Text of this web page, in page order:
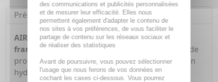
Présentation
AIR BAR Gaufrettes arôme chocolat blanc et
framboise 41,1gest un en-cas qui apporte 15g de
protéines par portion dont 5g de collagène bovin
hydrolysé.
des communications et publicités personnalisées
et de mesurer leur efficacité. Elles nous
permettent également d'adapter le contenu de
nos sites à vos préférences, de vous faciliter le
partage de contenu sur les réseaux sociaux et
de réaliser des statistiques
Avant de poursuivre, vous pouvez sélectionner
l'usage que nous ferons de vos données en
cochant les cases ci-dessous. Vous pourrez